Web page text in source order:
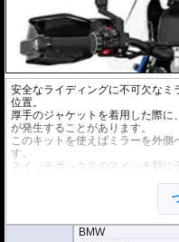
安全なライディングに不可欠な
位置。
厚手のジャケットを着用した際
が発生することがあります。
このキットを使えばミラーを外側
す。
スイッチボックスのスイッチ類
高品質アルミニウムを使用。高
BMW